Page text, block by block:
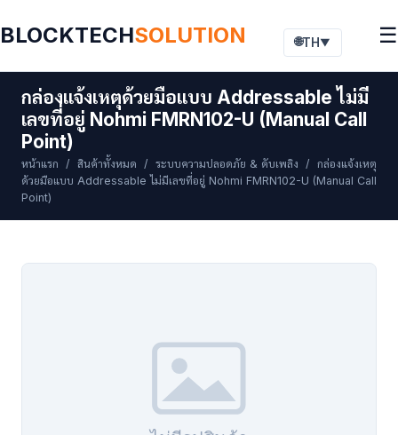
BLOCKTECHSOLUTION 🌐TH ▼ ☰
กล่องแจ้งเหตุด้วยมือแบบ Addressable ไม่มี
เลขที่อยู่ Nohmi FMRN102-U (Manual Call
Point)
หน้าแรก / สินค้าทั้งหมด / ระบบความปลอดภัย & ดับเพลิง / กล่องแจ้งเหตุ
ด้วยมือแบบ Addressable ไม่มีเลขที่อยู่ Nohmi FMRN102-U (Manual Call
Point)